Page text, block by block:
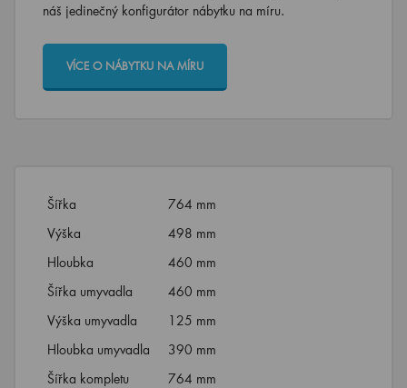
náš jedinečný konfigurátor nábytku na míru.
VÍCE O NÁBYTKU NA MÍRU
Šířka
764 mm
Výška
498 mm
Hloubka
460 mm
Šířka umyvadla
460 mm
Výška umyvadla
125 mm
Hloubka umyvadla
390 mm
Šířka kompletu
764 mm